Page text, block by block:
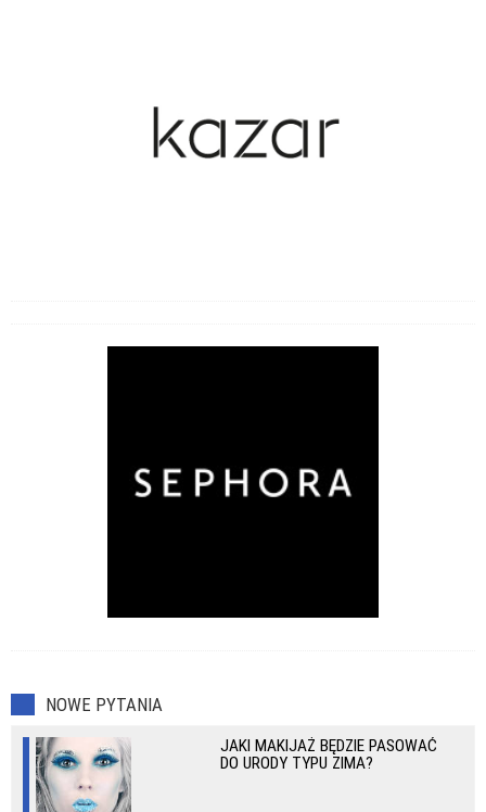
NOWE PYTANIA
JAKI MAKIJAŻ BĘDZIE PASOWAĆ
DO URODY TYPU ZIMA?